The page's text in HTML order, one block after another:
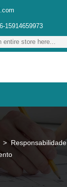
15914659973
> Responsabilidade